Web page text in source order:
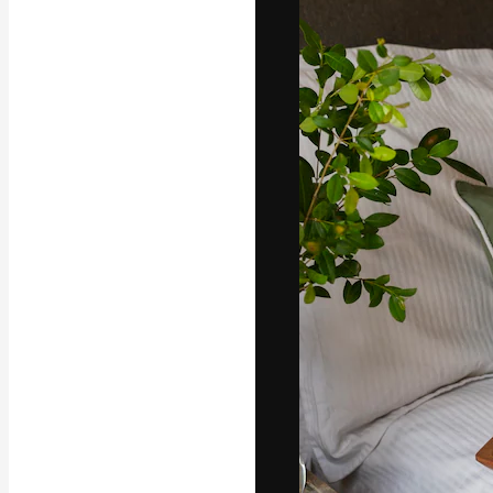
La
migliori lavori.
creativi,
Italiano
Copyright ©